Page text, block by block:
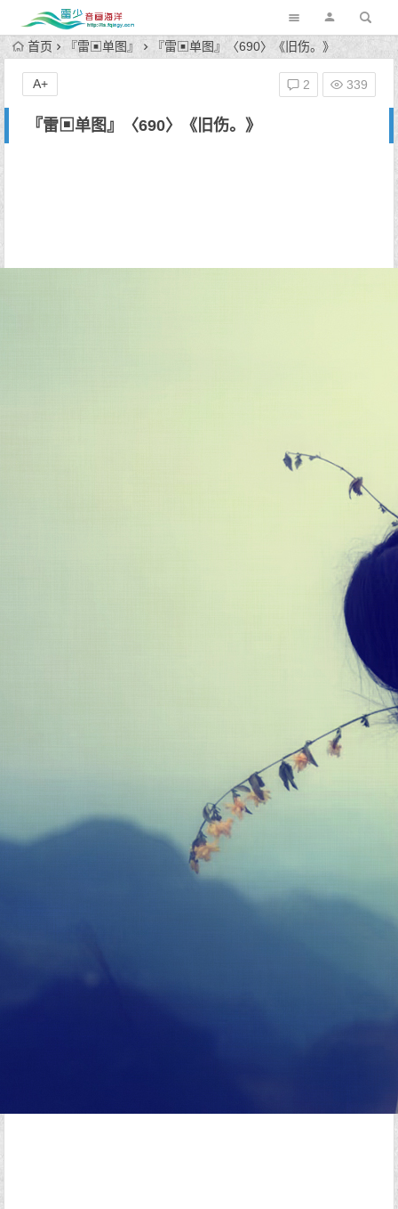
首页 『雷▣单图』 『雷▣单图』〈690〉《旧伤。》
『雷▣单图』〈690〉《旧伤。》
2 339
A+